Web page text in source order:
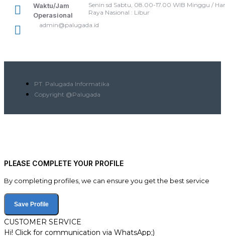
Waktu/Jam
Operasional
Senin sd Sabtu, 08.00-17.00 WIB Minggu /
Raya Nasional : Libur
admin@palugada.id
PT. Palugada Informatika
Copyright @Palugada
PLEASE COMPLETE YOUR PROFILE
By completing profiles, we can ensure you get the best service
Save Profile
CUSTOMER SERVICE
Hi! Click for communication via WhatsApp;)